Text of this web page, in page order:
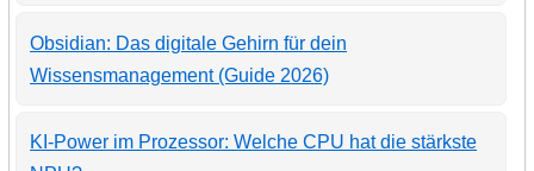
Obsidian: Das digitale Gehirn für dein
Wissensmanagement (Guide 2026)
KI-Power im Prozessor: Welche CPU hat die stärkste